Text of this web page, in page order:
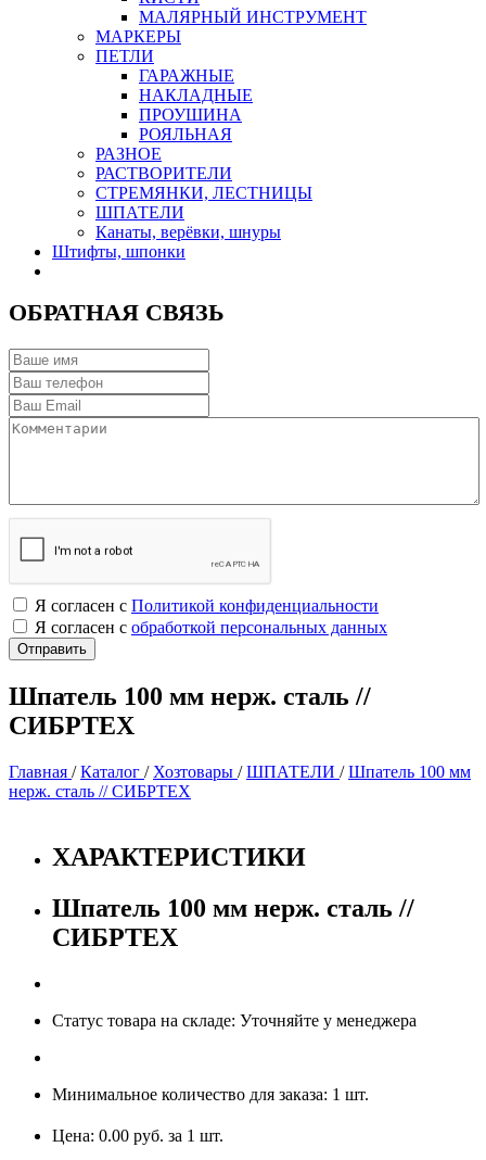
МАЛЯРНЫЙ ИНСТРУМЕНТ
МАРКЕРЫ
ПЕТЛИ
ГАРАЖНЫЕ
НАКЛАДНЫЕ
ПРОУШИНА
РОЯЛЬНАЯ
РАЗНОЕ
РАСТВОРИТЕЛИ
СТРЕМЯНКИ, ЛЕСТНИЦЫ
ШПАТЕЛИ
Канаты, верёвки, шнуры
Штифты, шпонки
ОБРАТНАЯ СВЯЗЬ
Я согласен с Политикой конфиденциальности
Я согласен с обработкой персональных данных
Шпатель 100 мм нерж. сталь //
СИБРТЕХ
Главная /Каталог / Хозтовары /ШПАТЕЛИ /Шпатель 100 мм
нерж. сталь // СИБРТЕХ
ХАРАКТЕРИСТИКИ
Шпатель 100 мм нерж. сталь //
СИБРТЕХ
Статус товара на складе: Уточняйте у менеджера
Минимальное количество для заказа: 1 шт.
Цена: 0.00 руб. за 1 шт.